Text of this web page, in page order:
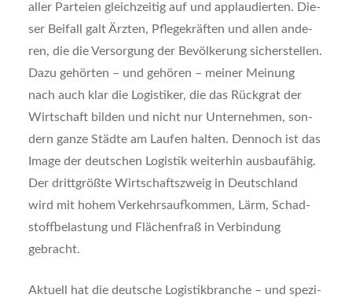
aller Par­tei­en gleich­zei­tig auf und applau­dier­ten. Die­
ser Bei­fall galt Ärz­ten, Pfle­ge­kräf­ten und allen ande­
ren, die die Ver­sor­gung der Bevöl­ke­rung sicher­stel­len.
Dazu gehör­ten – und gehö­ren – mei­ner Mei­nung
nach auch klar die Logis­ti­ker, die das Rück­grat der
Wirt­schaft bil­den und nicht nur Unter­neh­men, son­
dern gan­ze Städ­te am Lau­fen hal­ten. Den­noch ist das
Image der deut­schen Logis­tik wei­ter­hin aus­bau­fä­hig.
Der dritt­größ­te Wirt­schafts­zweig in Deutsch­land
wird mit hohem Ver­kehrs­auf­kom­men, Lärm, Schad­
stoff­be­las­tung und Flä­chen­fraß in Ver­bin­dung
gebracht.
Aktu­ell hat die deut­sche Logis­tik­bran­che – und spe­zi­